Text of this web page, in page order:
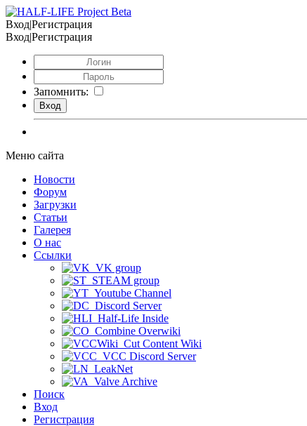
Вход|Регистрация
Вход|Регистрация
Запомнить:
Меню сайта
Новости
Форум
Загрузки
Статьи
Галерея
О нас
Ссылки
VK group
STEAM group
Youtube Channel
Discord Server
Half-Life Inside
Combine Overwiki
Cut Content Wiki
VCC Discord Server
LeakNet
Valve Archive
Поиск
Вход
Регистрация